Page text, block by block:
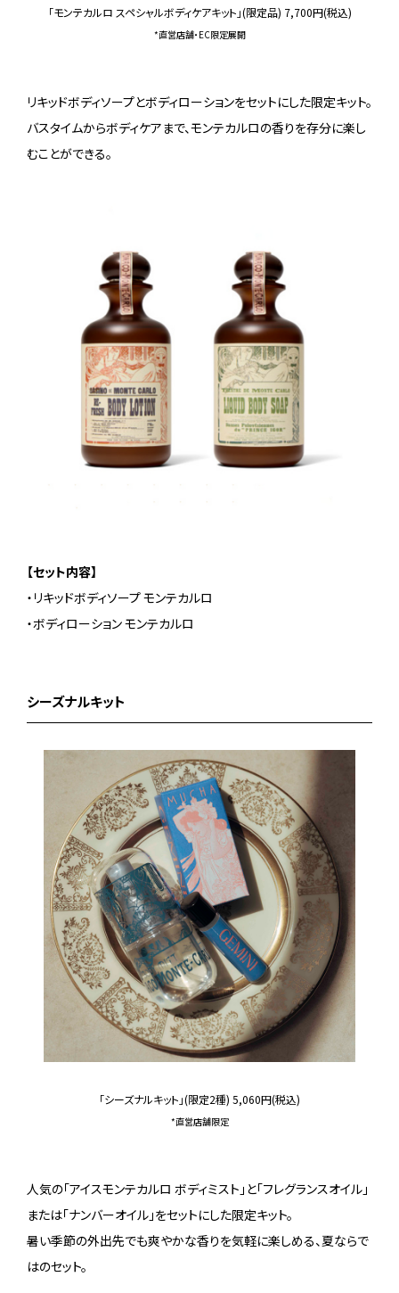
「モンテカルロ スペシャルボディケアキット」(限定品) 7,700円(税込)
*直営店舗・EC限定展開
リキッドボディソープとボディローションをセットにした限定キット。
バスタイムからボディケアまで、モンテカルロの香りを存分に楽し
むことができる。
【セット内容】
・リキッドボディソープ モンテカルロ
・ボディローション モンテカルロ
シーズナルキット
「シーズナルキット」(限定2種) 5,060円(税込)
*直営店舗限定
人気の「アイスモンテカルロ ボディミスト」と「フレグランスオイル」
または「ナンバーオイル」をセットにした限定キット。
暑い季節の外出先でも爽やかな香りを気軽に楽しめる、夏ならで
はのセット。